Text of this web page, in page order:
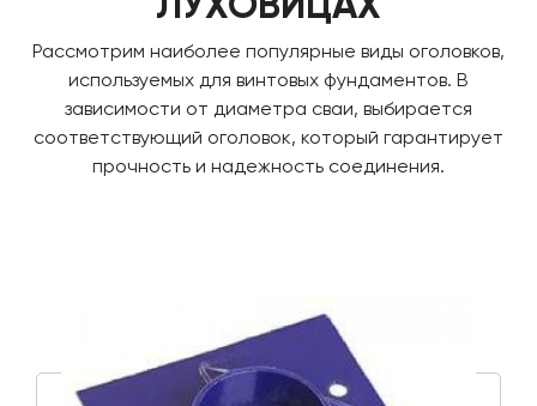
Рассмотрим наиболее популярные виды оголовков,
используемых для винтовых фундаментов. В
зависимости от диаметра сваи, выбирается
соответствующий оголовок, который гарантирует
прочность и надежность соединения.